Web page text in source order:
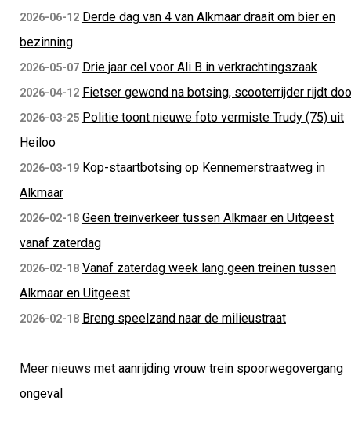
2026-06-12 Derde dag van 4 van Alkmaar draait om bier en
bezinning
2026-05-07 Drie jaar cel voor Ali B in verkrachtingszaak
2026-04-12 Fietser gewond na botsing, scooterrijder rijdt
2026-03-25 Politie toont nieuwe foto vermiste Trudy (75) uit
Heiloo
2026-03-19 Kop-staartbotsing op Kennemerstraatweg in
Alkmaar
2026-02-18 Geen treinverkeer tussen Alkmaar en Uitgeest
vanaf zaterdag
2026-02-18 Vanaf zaterdag week lang geen treinen tussen
Alkmaar en Uitgeest
2026-02-18 Breng speelzand naar de milieustraat
Meer nieuws met aanrijding vrouw trein spoorwegovergang
ongeval